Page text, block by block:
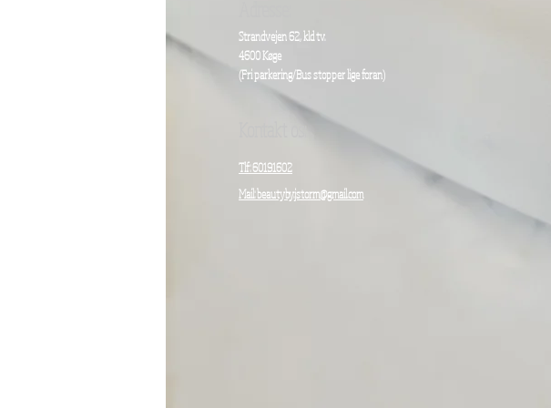
Strandvejen 62, kld tv.
4600 Køge
(Fri parkering/Bus stopper lige foran)
Tlf: 60191602
Mail: beautyby.jstorm@gmail.com